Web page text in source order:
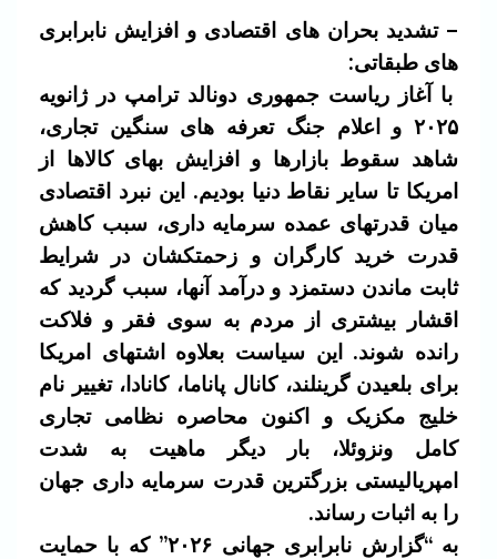
– تشدید بحران های اقتصادی و افزایش نابرابری
های طبقاتی:
با آغاز ریاست جمهوری دونالد ترامپ در ژانویه
۲۰۲۵ و اعلام جنگ تعرفه های سنگین تجاری،
شاهد سقوط بازارها و افزایش بهای کالاها از
امریکا تا سایر نقاط دنیا بودیم. این نبرد اقتصادی
میان قدرتهای عمده سرمایه داری، سبب کاهش
قدرت خرید کارگران و زحمتکشان در شرایط
ثابت ماندن دستمزد و درآمد آنها، سبب گردید که
اقشار بیشتری از مردم به سوی فقر و فلاکت
رانده شوند. این سیاست بعلاوه اشتهای امریکا
برای بلعیدن گرینلند، کانال پاناما، کانادا، تغییر نام
خلیج مکزیک و اکنون محاصره نظامی تجاری
کامل ونزوئلا، بار دیگر ماهیت به شدت
امپریالیستی بزرگترین قدرت سرمایه داری جهان
را به اثبات رساند.
به “گزارش نابرابری جهانی ۲۰۲۶” که با حمایت